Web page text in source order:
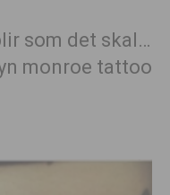
som det skal…